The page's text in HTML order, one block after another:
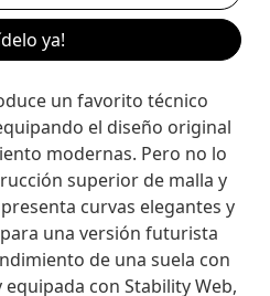
ya!
un favorito técnico
el diseño original
modernas. Pero no lo
superior de malla y
curvas elegantes y
una versión futurista
de una suela con
con Stability Web,